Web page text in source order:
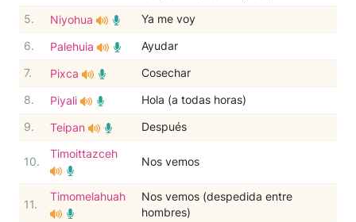
5. Niyohua Ya me voy
6. Palehuia Ayudar
7. Pixca Cosechar
8. Piyali Hola (a todas horas)
9. Teipan Después
10.
Timoittazceh
Nos vemos
11.
Timomelahuah
Nos vemos (despedida entre
hombres)